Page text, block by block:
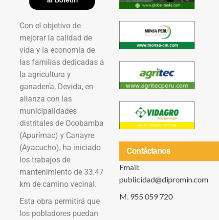
Con el objetivo de
mejorar la calidad de
vida y la economía de
las familias dedicadas a
la agricultura y
ganadería, Devida, en
alianza con las
municipalidades
distritales de Ocobamba
(Apurímac) y Canayre
(Ayacucho), ha iniciado
los trabajos de
mantenimiento de 33.47
km de camino vecinal.
Esta obra permitirá que
los pobladores puedan
Contáctanos
Email:
publicidad@dipromin.com
M. 955 059 720